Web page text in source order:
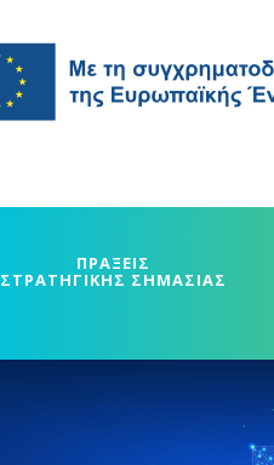
ΠΡΑΞΕΙΣ
ΣΤΡΑΤΗΓΙΚΗΣ ΣΗΜΑΣΙΑΣ